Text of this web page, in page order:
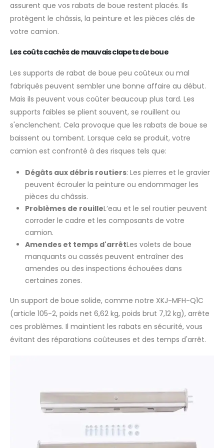
assurent que vos rabats de boue restent placés. Ils
protègent le châssis, la peinture et les pièces clés de
votre camion.
Les coûts cachés de mauvais clapets de boue
Les supports de rabat de boue peu coûteux ou mal
fabriqués peuvent sembler une bonne affaire au début.
Mais ils peuvent vous coûter beaucoup plus tard. Les
supports faibles se plient souvent, se rouillent ou
s'enclenchent. Cela provoque que les rabats de boue se
baissent ou tombent. Lorsque cela se produit, votre
camion est confronté à des risques tels que:
Dégâts aux débris routiers: Les pierres et le gravier
peuvent écrouler la peinture ou endommager les
pièces du châssis.
Problèmes de rouilleL’eau et le sel routier peuvent
corroder le cadre et les composants de votre
camion.
Amendes et temps d'arrêtLes volets de boue
manquants ou cassés peuvent entraîner des
amendes ou des inspections échouées dans
certaines zones.
Un support de boue solide, comme notre XKJ-MFH-Q1C
(article 105-2, poids net 6,62 kg, poids brut 7,12 kg), arrête
ces problèmes. Il maintient les rabats en sécurité, vous
évitant des réparations coûteuses et des temps d'arrêt.